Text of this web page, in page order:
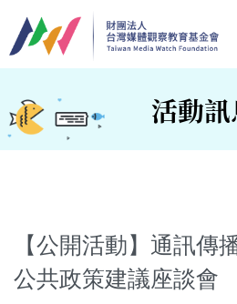
活動
最新消息
【公開活動】通訊傳
公共政策建議座談會